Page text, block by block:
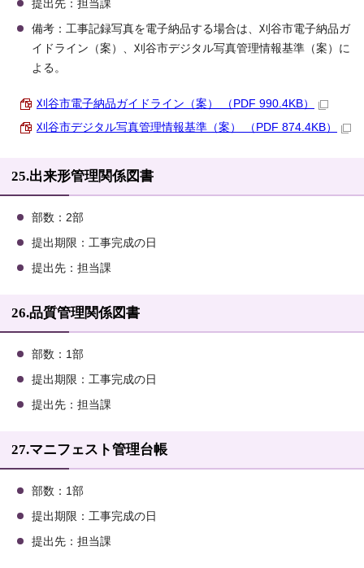
提出先：担当課
備考：工事記録写真を電子納品する場合は、刈谷市電子納品ガ
イドライン（案）、刈谷市デジタル写真管理情報基準（案）に
よる。
刈谷市電子納品ガイドライン（案） （PDF 990.4KB）
刈谷市デジタル写真管理情報基準（案） （PDF 874.4KB）
25.出来形管理関係図書
部数：2部
提出期限：工事完成の日
提出先：担当課
26.品質管理関係図書
部数：1部
提出期限：工事完成の日
提出先：担当課
27.マニフェスト管理台帳
部数：1部
提出期限：工事完成の日
提出先：担当課